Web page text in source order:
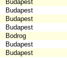
Budapest
Budapest
Budapest
Budapest
Bodrog
Budapest
Budapest